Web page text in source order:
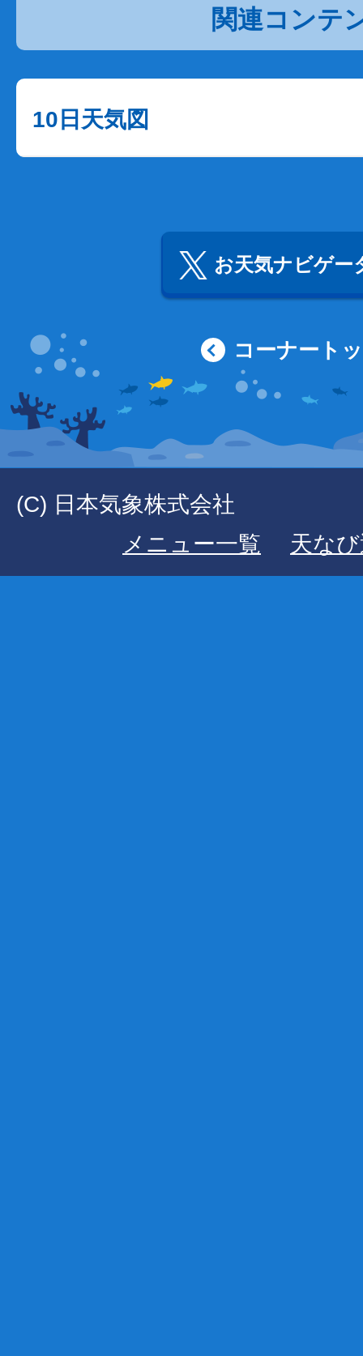
関連コンテ
10日天気図
お天気ナビゲー
コーナート
(C) 日本気象株式会社
メニュー一覧
天な